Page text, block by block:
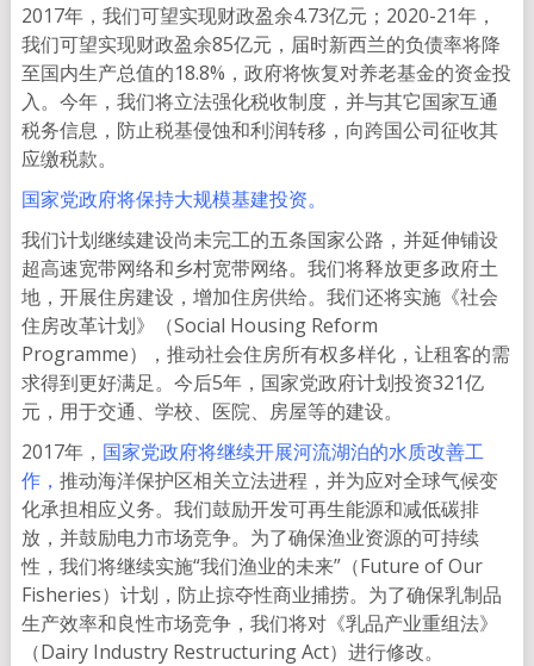
2017年，我们可望实现财政盈余4.73亿元；2020-21年，
我们可望实现财政盈余85亿元，届时新西兰的负债率将降
至国内生产总值的18.8%，政府将恢复对养老基金的资金投
入。今年，我们将立法强化税收制度，并与其它国家互通
税务信息，防止税基侵蚀和利润转移，向跨国公司征收其
应缴税款。
国家党政府将保持大规模基建投资。
我们计划继续建设尚未完工的五条国家公路，并延伸铺设
超高速宽带网络和乡村宽带网络。我们将释放更多政府土
地，开展住房建设，增加住房供给。我们还将实施《社会
住房改革计划》（Social Housing Reform
Programme），推动社会住房所有权多样化，让租客的需
求得到更好满足。今后5年，国家党政府计划投资321亿
元，用于交通、学校、医院、房屋等的建设。
2017年， 国家党政府将继续开展河流湖泊的水质改善工
作， 推动海洋保护区相关立法进程，并为应对全球气候变
化承担相应义务。我们鼓励开发可再生能源和减低碳排
放，并鼓励电力市场竞争。为了确保渔业资源的可持续
性，我们将继续实施“我们渔业的未来”（Future of Our
Fisheries）计划，防止掠夺性商业捕捞。为了确保乳制品
生产效率和良性市场竞争，我们将对《乳品产业重组法》
（Dairy Industry Restructuring Act）进行修改。